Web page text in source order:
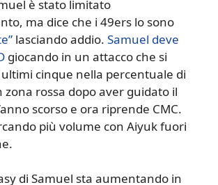
è stato limitato
ma dice che i 49ers lo sono
lasciando addio. Samuel deve
giocando in un attacco che si
cinque nella percentuale di
rossa dopo aver guidato il
scorso e ora riprende CMC.
più volume con Aiyuk fuori
di Samuel sta aumentando in